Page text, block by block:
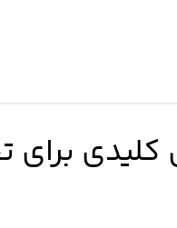
برای